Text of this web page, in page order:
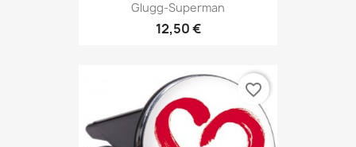
Glugg-Superman
12,50 €
favorite_border